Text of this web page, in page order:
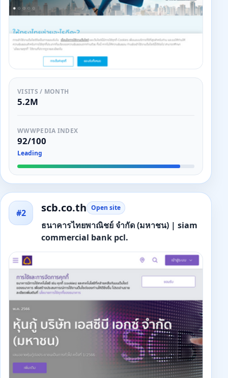
VISITS / MONTH
5.2M
WWWPEDIA INDEX
92/100
Leading
#2 scb.co.th Open site
ธนาคารไทยพาณิชย์ จำกัด (มหาชน) | siam
commercial bank pcl.